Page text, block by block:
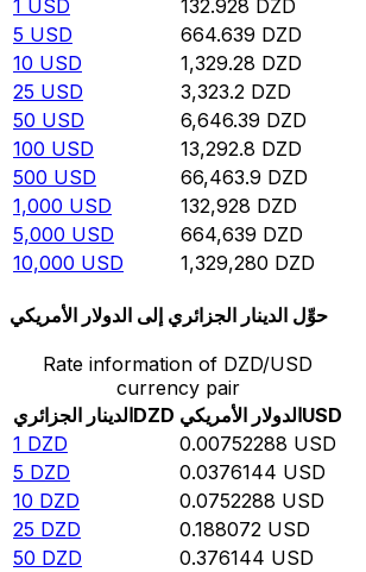
1 USD 132.928 DZD
5 USD 664.639 DZD
10 USD 1,329.28 DZD
25 USD 3,323.2 DZD
50 USD 6,646.39 DZD
100 USD 13,292.8 DZD
500 USD 66,463.9 DZD
1,000 USD 132,928 DZD
5,000 USD 664,639 DZD
10,000 USD 1,329,280 DZD
حوِّل الدينار الجزائري إلى الدولار الأمريكي
Rate information of DZD/USD
currency pair
الدينار الجزائريDZD الدولار الأمريكيUSD
1 DZD 0.00752288 USD
5 DZD 0.0376144 USD
10 DZD 0.0752288 USD
25 DZD 0.188072 USD
50 DZD 0.376144 USD